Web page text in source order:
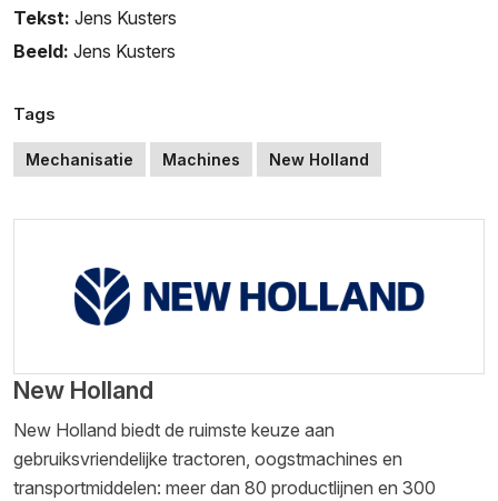
Tekst: Jens Kusters
Beeld: Jens Kusters
Tags
Mechanisatie Machines New Holland
New Holland
New Holland biedt de ruimste keuze aan
gebruiksvriendelijke tractoren, oogstmachines en
transportmiddelen: meer dan 80 productlijnen en 300